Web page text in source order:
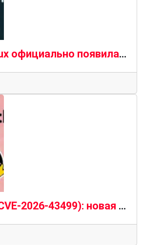
В Fedora Linux официально появилась версия ядра Linux 7.1
GhostLock (CVE-2026-43499): новая опасная уязвимость ядра Linux и риск локального получения root-доступа